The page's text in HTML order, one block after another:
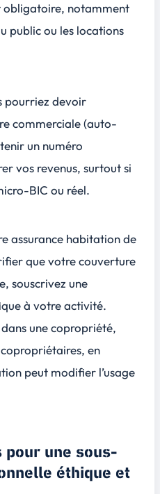
obligatoire, notamment
public ou les locations
pourriez devoir
commerciale (auto-
un numéro
vos revenus, surtout si
BIC ou réel.
assurance habitation de
que votre couverture
souscrivez une
à votre activité.
une copropriété,
en
peut modifier l’usage
pour une sous-
éthique et